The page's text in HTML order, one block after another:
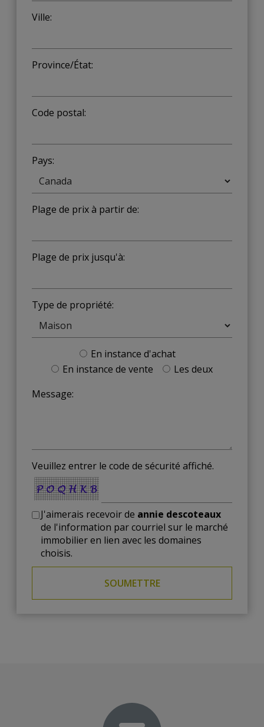
Ville:
Province/État:
Code postal:
Pays:
Plage de prix à partir de:
Plage de prix jusqu'à:
Type de propriété:
En instance d'achat
En instance de vente
Les deux
Message:
Veuillez entrer le code de sécurité affiché.
J'aimerais recevoir de annie descoteaux
de l'information par courriel sur le marché
immobilier en lien avec les domaines
choisis.
SOUMETTRE